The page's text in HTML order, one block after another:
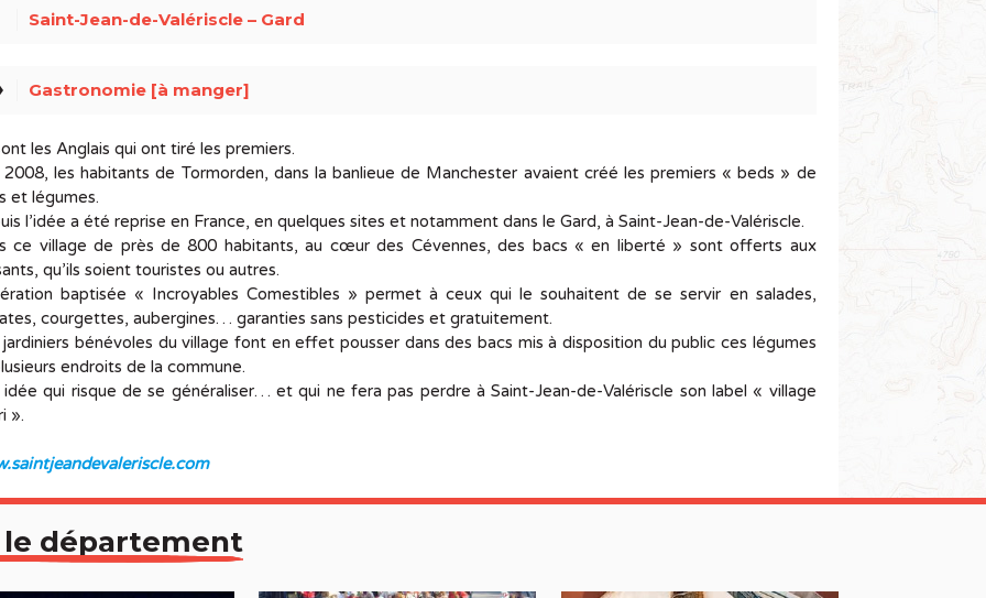
Saint-Jean-de-Valériscle – Gard
Gastronomie [à manger]
les Anglais qui ont tiré les premiers.
les habitants de Tormorden, dans la banlieue de Manchester avaient créé les premiers « beds » de
et légumes.
l’idée a été reprise en France, en quelques sites et notamment dans le Gard, à Saint-Jean-de-Valériscle.
ce village de près de 800 habitants, au cœur des Cévennes, des bacs « en liberté » sont offerts aux
qu’ils soient touristes ou autres.
baptisée « Incroyables Comestibles » permet à ceux qui le souhaitent de se servir en salades,
courgettes, aubergines… garanties sans pesticides et gratuitement.
bénévoles du village font en effet pousser dans des bacs mis à disposition du public ces légumes
endroits de la commune.
idée qui risque de se généraliser… et qui ne fera pas perdre à Saint-Jean-de-Valériscle son label « village
».
département